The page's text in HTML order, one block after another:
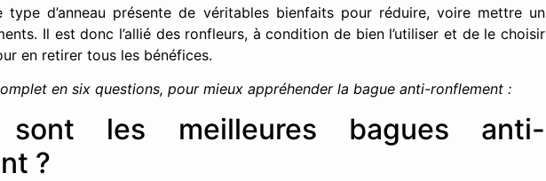
type d’anneau présente de véritables bienfaits pour réduire, voire mettre un
Il est donc l’allié des ronfleurs, à condition de bien l’utiliser et de le choisir
en retirer tous les bénéfices.
en six questions, pour mieux appréhender la bague anti-ronflement :
sont les meilleures bagues anti-
?